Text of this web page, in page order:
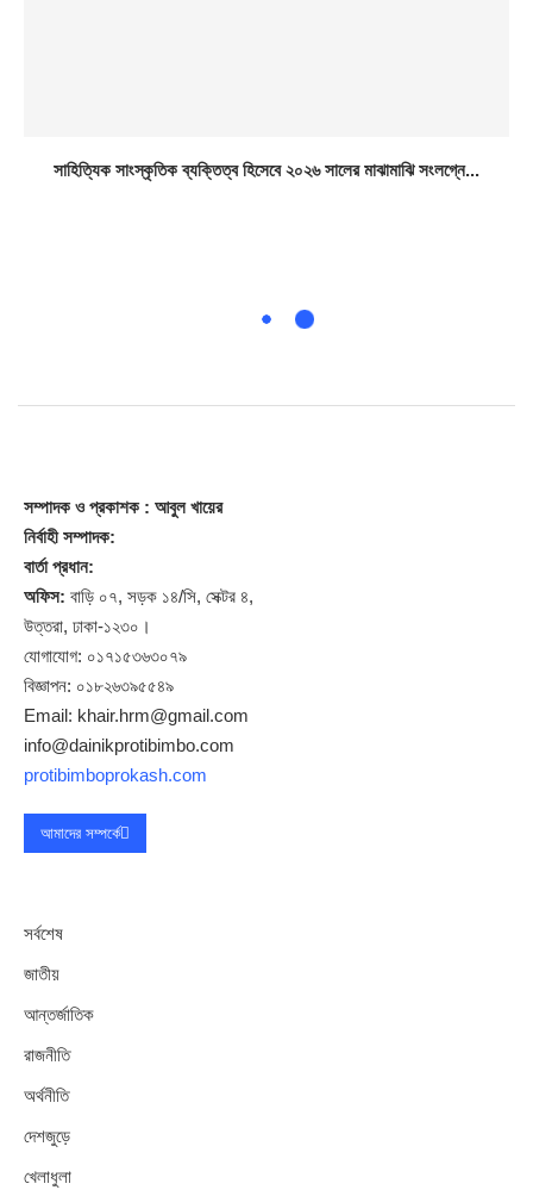
সাহিত্যিক সাংস্কৃতিক ব্যক্তিত্ব হিসেবে ২০২৬ সালের মাঝামাঝি সংলগ্নে...
সম্পাদকও প্রকাশক : আবুল খায়ের
নির্বাহী সম্পাদক:
বার্তা প্রধান:
অফিস: বাড়ি ০৭, সড়ক ১৪/সি, সেক্টর ৪,
উত্তরা, ঢাকা-১২৩০।
যোগাযোগ: ০১৭১৫৩৬৩০৭৯
বিজ্ঞাপন: ০১৮২৬৩৯৫৫৪৯
Email: khair.hrm@gmail.com
info@dainikprotibimbo.com
protibimboprokash.com
আমাদের সম্পর্কে
সর্বশেষ
জাতীয়
আন্তর্জাতিক
রাজনীতি
অর্থনীতি
দেশজুড়ে
খেলাধুলা